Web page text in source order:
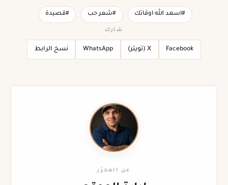
#اسعد الله اوقاتك #شعر حب #قصيدة
شارك
Facebook X (تويتر) WhatsApp نسخ الرابط
عن المحرّر